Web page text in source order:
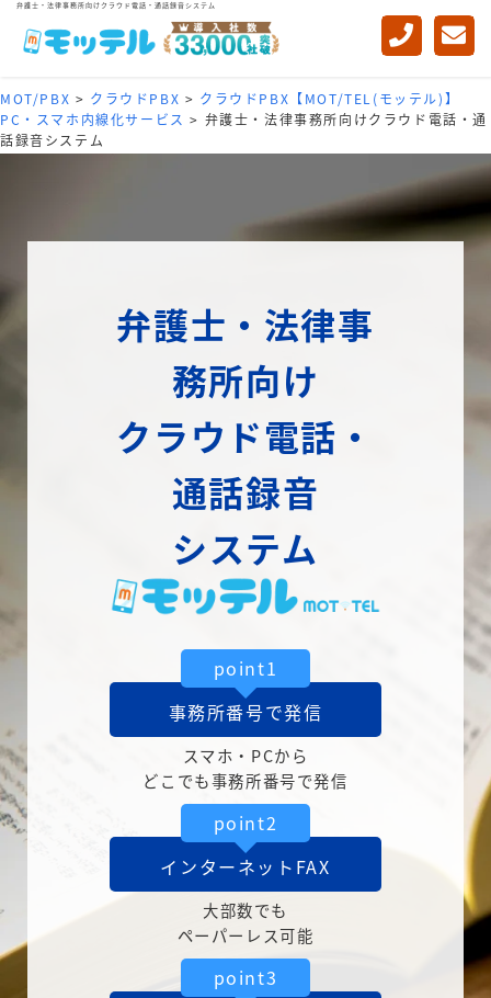
弁護士・法律事務所向けクラウド電話・通話録音システム
MOT/PBX > クラウドPBX > クラウドPBX【MOT/TEL(モッテル)】
PC・スマホ内線化サービス > 弁護士・法律事務所向けクラウド電話・通
話録音システム
弁護士・法律事
務所向け
クラウド電話・
通話録音
システム
point1
事務所番号で発信
スマホ・PCから
どこでも事務所番号で発信
point2
インターネットFAX
大部数でも
ペーパーレス可能
point3